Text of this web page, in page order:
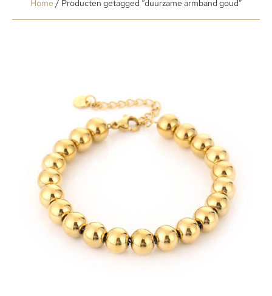
Home / Producten getagged “duurzame armband goud”